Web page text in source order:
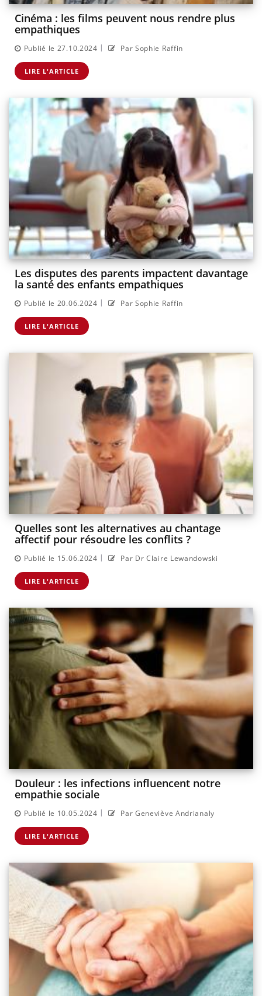
Cinéma : les films peuvent nous rendre plus
empathiques
Publié le 27.10.2024 | Par Sophie Raffin
LIRE L'ARTICLE
Les disputes des parents impactent davantage
la santé des enfants empathiques
Publié le 20.06.2024 | Par Sophie Raffin
LIRE L'ARTICLE
Quelles sont les alternatives au chantage
affectif pour résoudre les conflits ?
Publié le 15.06.2024 | Par Dr Claire Lewandowski
LIRE L'ARTICLE
Douleur : les infections influencent notre
empathie sociale
Publié le 10.05.2024 | Par Geneviève Andrianaly
LIRE L'ARTICLE